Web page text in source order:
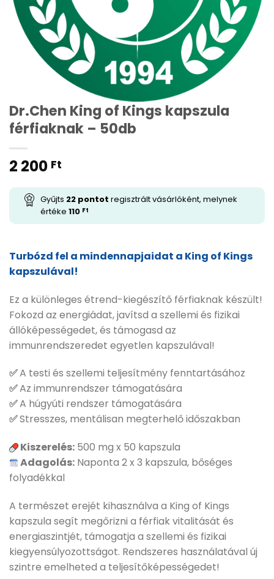
Dr.Chen King of Kings kapszula
férfiaknak – 50db
2 200 Ft
Gyűjts 22 pontot regisztrált vásárlóként, melynek
értéke 110 Ft
Turbózd fel a mindennapjaidat a King of Kings
kapszulával!
Ez a különleges étrend-kiegészítő férfiaknak készült!
Fokozd az energiádat, javítsd a szellemi és fizikai
állóképességedet, és támogasd az
immunrendszeredet egyetlen kapszulával!
✅A testi és szellemi teljesítmény fenntartásához
✅Az immunrendszer támogatására
✅A húgyúti rendszer támogatására
✅Stresszes, mentálisan megterhelő időszakban
Kiszerelés: 500 mg x 50 kapszula
Adagolás: Naponta 2 x 3 kapszula, bőséges
folyadékkal
A természet erejét kihasználva a King of Kings
kapszula segít megőrizni a férfiak vitalitását és
energiaszintjét, támogatja a szellemi és fizikai
kiegyensúlyozottságot. Rendszeres használatával új
szintre emelheted a teljesítőképességedet!